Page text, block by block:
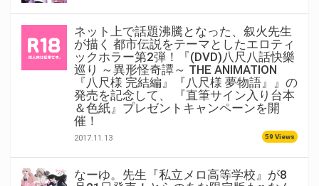
ネット上で話題沸騰となった、叙火先生
が描く 都市伝説をテーマとしたエロティ
ックホラー第2弾！『(DVD)八尺八話快樂
巡り ～異形怪奇譚～ THE ANIMATION
『八尺様 完結編』『八尺様 夢物語』』の
発売を記念して、 『直筆サイン入り台本
＆色紙』プレゼントキャンペーンを開
催！
2017.11.13 59 Views
なーゆ。先生『私立メロ高等学校』が8